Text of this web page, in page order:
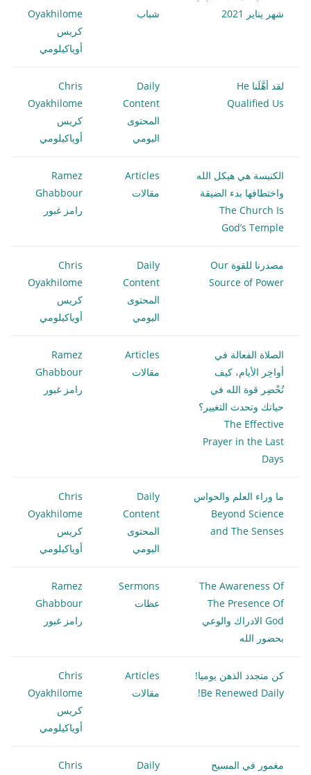
شهر يناير 2021
شباب
Oyakhilome
كريس
أوياكيلومي
لقد أهَّلَنا He
Qualified Us
Daily
Content
المحتوى
اليومي
Chris
Oyakhilome
كريس
أوياكيلومي
الكنيسة هي هيكل الله
واختطافها بدء الضيقة
The Church Is
God’s Temple
Articles
مقالات
Ramez
Ghabbour
رامز غبور
مصدرنا للقوة Our
Source of Power
Daily
Content
المحتوى
اليومي
Chris
Oyakhilome
كريس
أوياكيلومي
الصلاة الفعالة في
أواخِر الأيام، كيف
تُحْضِر قوة الله في
حياتك وتحدث التغيير؟
The Effective
Prayer in the Last
Days
Articles
مقالات
Ramez
Ghabbour
رامز غبور
ما وراء العلم والحواس
Beyond Science
and The Senses
Daily
Content
المحتوى
اليومي
Chris
Oyakhilome
كريس
أوياكيلومي
The Awareness Of
The Presence Of
God الادراك والوعي
بحضور الله
Sermons
عظات
Ramez
Ghabbour
رامز غبور
كن متجدد الذهن يوميا!
Be Renewed Daily!
Articles
مقالات
Chris
Oyakhilome
كريس
أوياكيلومي
مغمور في المسيح
Daily
Chris